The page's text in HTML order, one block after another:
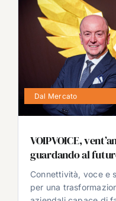
Dal Mercato
VOIPVOICE,
guardando al
Connettività, voce e
per una